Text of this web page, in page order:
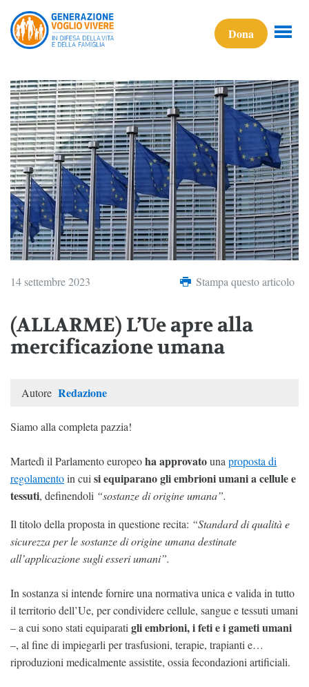
Dona
14 settembre 2023 Stampa questo articolo
(ALLARME) L’Ue apre alla
mercificazione umana
Autore Redazione
Siamo alla completa pazzia!
Martedì il Parlamento europeoha approvatouna proposta di
regolamentoin cui si equiparano gli embrioni umani a cellule e
tessuti, definendoli “sostanze di origine umana”.
Il titolo della proposta in questione recita: “Standard di qualità e
sicurezza per le sostanze di origine umana destinate
all’applicazione sugli esseri umani”.
In sostanza si intende fornire una normativa unica e valida in tutto
il territorio dell’Ue, per condividere cellule, sangue e tessuti umani
– a cui sono stati equiparati gli embrioni, i feti e i gameti umani
–, al fine di impiegarli per trasfusioni, terapie, trapianti e…
riproduzioni medicalmente assistite, ossia fecondazioni artificiali.